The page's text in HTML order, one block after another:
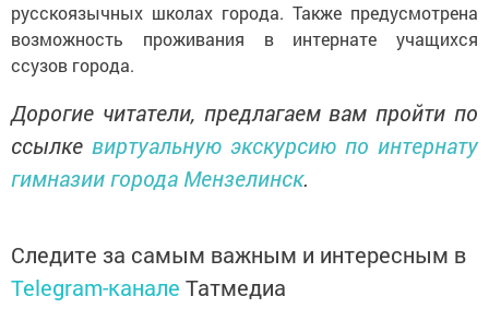
русскоязычных школах города. Также предусмотрена
возможность проживания в интернате учащихся
ссузов города.
Дорогие читатели, предлагаем вам пройти по
ссылке виртуальную экскурсию по интернату
гимназии города Мензелинск.
Следите за самым важным и интересным в
Telegram-канале Татмедиа